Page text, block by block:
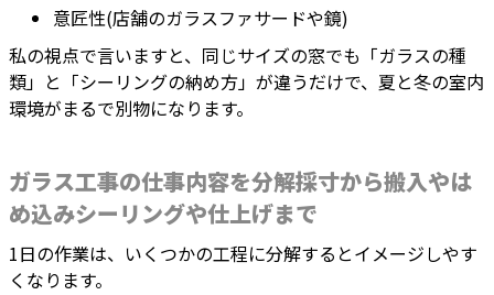
意匠性(店舗のガラスファサードや鏡)
私の視点で言いますと、同じサイズの窓でも「ガラスの種
類」と「シーリングの納め方」が違うだけで、夏と冬の室内
環境がまるで別物になります。
ガラス工事の仕事内容を分解採寸から搬入やは
め込みシーリングや仕上げまで
1日の作業は、いくつかの工程に分解するとイメージしやす
くなります。